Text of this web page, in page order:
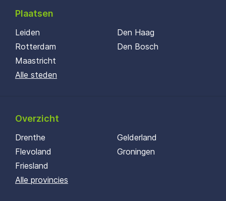
Plaatsen
Leiden
Rotterdam
Maastricht
Den Haag
Den Bosch
Alle steden
Overzicht
Drenthe
Flevoland
Friesland
Gelderland
Groningen
Alle provincies